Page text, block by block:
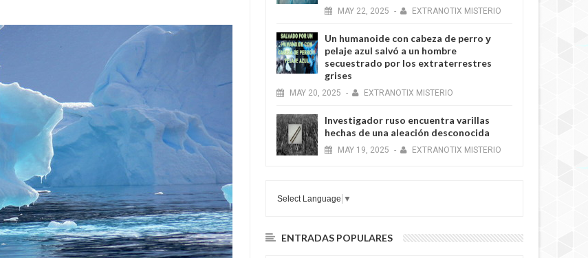
MAY 22, 2025 - EXTRANOTIX MISTERIO
Un humanoide con cabeza de perro у
pelaje azul salvó a un hombre
secuestrado por los extraterrestres
grises
MAY 20, 2025 - EXTRANOTIX MISTERIO
Investigador ruso encuentra varillas
hechas de una aleación desconocida
MAY 19, 2025 - EXTRANOTIX MISTERIO
Select Language ▼
ENTRADAS POPULARES